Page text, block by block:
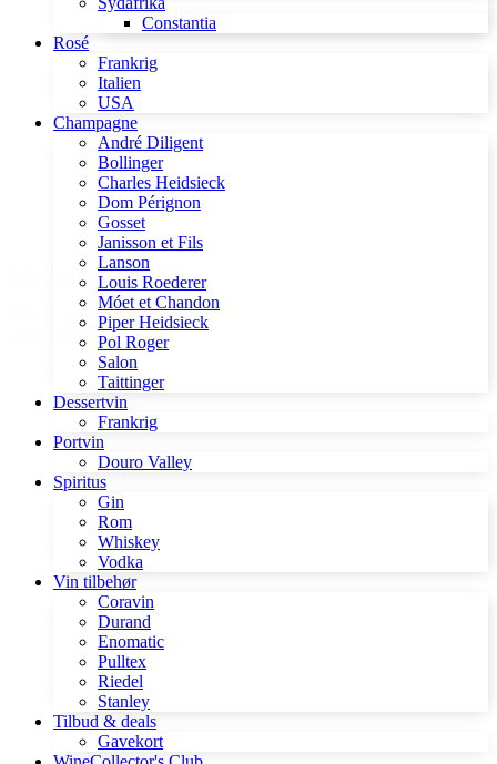
Constantia
Rosé
Frankrig
Italien
USA
Champagne
André Diligent
Bollinger
Charles Heidsieck
Dom Pérignon
Gosset
Janisson et Fils
Lanson
Louis Roederer
Móet et Chandon
Piper Heidsieck
Pol Roger
Salon
Taittinger
Dessertvin
Frankrig
Portvin
Douro Valley
Spiritus
Gin
Rom
Whiskey
Vodka
Vin tilbehør
Coravin
Durand
Enomatic
Pulltex
Riedel
Stanley
Tilbud & deals
Gavekort
Guado al Tasso 2011
Tilføj til kurv